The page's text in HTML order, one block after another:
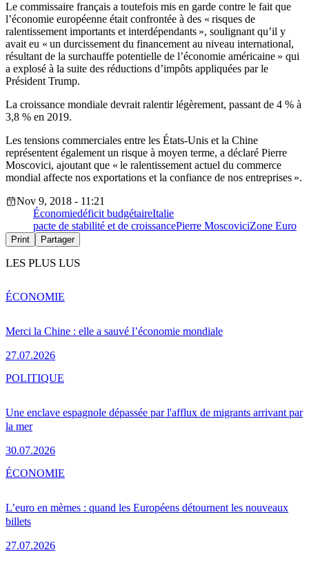
Le commissaire français a toutefois mis en garde contre le fait que
l’économie européenne était confrontée à des « risques de
ralentissement importants et interdépendants », soulignant qu’il y
avait eu « un durcissement du financement au niveau international,
résultant de la surchauffe potentielle de l’économie américaine » qui
a explosé à la suite des réductions d’impôts appliquées par le
Président Trump.
La croissance mondiale devrait ralentir légèrement, passant de 4 % à
3,8 % en 2019.
Les tensions commerciales entre les États-Unis et la Chine
représentent également un risque à moyen terme, a déclaré Pierre
Moscovici, ajoutant que « le ralentissement actuel du commerce
mondial affecte nos exportations et la confiance de nos entreprises ».
Nov 9, 2018 - 11:21
Économiedéficit budgétaireItalie
pacte de stabilité et de croissancePierre MoscoviciZone Euro
Print Partager
LES PLUS LUS
Merci la Chine : elle a sauvé l’économie mondiale
27.07.2026
ÉCONOMIE
Une enclave espagnole dépassée par l'afflux de migrants arrivant par
la mer
30.07.2026
POLITIQUE
L’euro en mèmes : quand les Européens détournent les nouveaux
billets
27.07.2026
ÉCONOMIE